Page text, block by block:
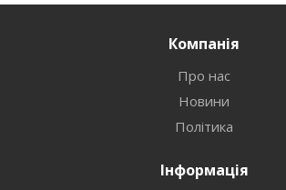
Компанія
Про нас
Новини
Політика
Інформація